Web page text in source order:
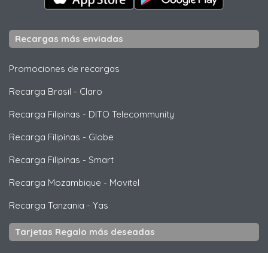
Recargas más enviadas
Promociones de recargas
Recarga Brasil - Claro
Recarga Filipinas - DITO Telecommunity
Recarga Filipinas - Globe
Recarga Filipinas - Smart
Recarga Mozambique - Movitel
Recarga Tanzania - Yas
Tarjetas Regalo más deseadas